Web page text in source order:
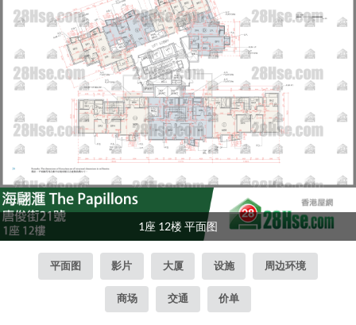
1座 12楼 平面图
平面图 影片 大厦 设施 周边环境
商场 交通 价单